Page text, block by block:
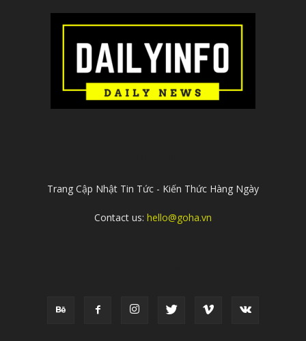
Trang Cập Nhật Tin Tức - Kiến Thức Hàng Ngày
Contact us: hello@goha.vn